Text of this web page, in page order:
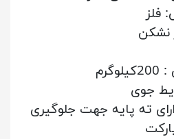
فلز
نشکن
: 200کیلوگرم
جوی
ته پایه جهت جلوگیری